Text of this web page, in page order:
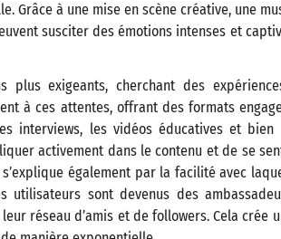
Grâce à une mise en scène créative, une
susciter des émotions intenses et
plus exigeants, cherchant des
à ces attentes, offrant des formats
interviews, les vidéos éducatives et bien
activement dans le contenu et de se
également par la facilité avec
utilisateurs sont devenus des
réseau d’amis et de followers. Cela crée